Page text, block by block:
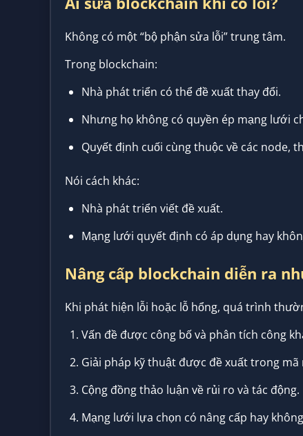
Không có một “bộ phận sửa lỗi” trung tâm.
Trong blockchain:
Nhà phát triển có thể đề xuất thay đổi.
Nhưng họ không có quyền ép mạng lưới
Quyết định cuối cùng thuộc về các node,
Nói cách khác:
Nhà phát triển viết đề xuất.
Mạng lưới quyết định có áp dụng hay
Nâng cấp blockchain diễn ra
Khi phát hiện lỗi hoặc lỗ hổng, quá trình
Vấn đề được công bố và phân tích công
Giải pháp kỹ thuật được đề xuất trong mã
Cộng đồng thảo luận về rủi ro và tác động.
Mạng lưới lựa chọn có nâng cấp hay